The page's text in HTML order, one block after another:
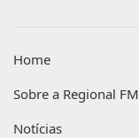
Home
Sobre a Regional FM
Notícias